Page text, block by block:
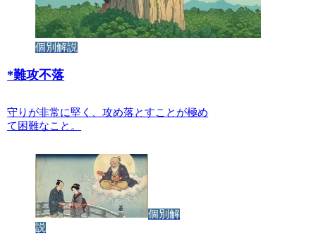
個別解説
*難攻不落
守りが非常に堅く、攻め落とすことが極め
て困難なこと。
個別解
説